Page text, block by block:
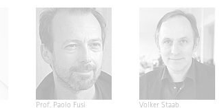
Prof. Paolo Fusi Volker Staab